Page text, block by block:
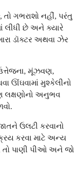
તો ગભરાશો નહીં, પરંતુ
લીધી છે અને ક્યારે
ડૉક્ટર અથવા ઝેર
મૂંઝવણ,
ઊંઘવામાં મુશ્કેલીનો
લક્ષણોનો અનુભવ
ઉલટી કરવાનો
કરવા માટે અન્ય
તો પાણી પીઓ અને જો